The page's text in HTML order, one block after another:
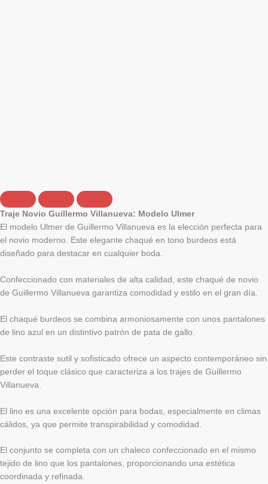
Traje Novio Guillermo Villanueva: Modelo Ulmer
El modelo Ulmer de Guillermo Villanueva es la elección perfecta para
el novio moderno. Este elegante chaqué en tono burdeos está
diseñado para destacar en cualquier boda.
Confeccionado con materiales de alta calidad, este chaqué de novio
de Guillermo Villanueva garantiza comodidad y estilo en el gran día.
El chaqué burdeos se combina armoniosamente con unos pantalones
de lino azul en un distintivo patrón de pata de gallo.
Este contraste sutil y sofisticado ofrece un aspecto contemporáneo sin
perder el toque clásico que caracteriza a los trajes de Guillermo
Villanueva.
El lino es una excelente opción para bodas, especialmente en climas
cálidos, ya que permite transpirabilidad y comodidad.
El conjunto se completa con un chaleco confeccionado en el mismo
tejido de lino que los pantalones, proporcionando una estética
coordinada y refinada.